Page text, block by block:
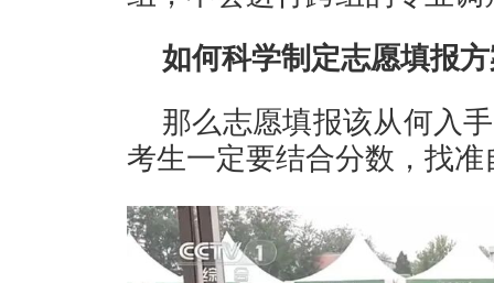
如何科学制定志愿填报
那么志愿填报该从何入
考生一定要结合分数，找